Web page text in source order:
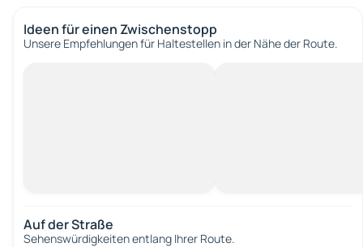
Ideen für einen Zwischenstopp
Unsere Empfehlungen für Haltestellen in der Nähe der Route.
Auf der Straße
Sehenswürdigkeiten entlang Ihrer Route.